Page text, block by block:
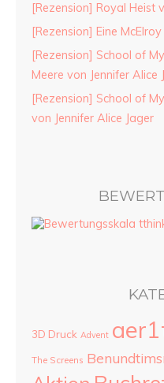
[Rezension] Royal Heist
[Rezension] Eine
[Rezension] School of
Meere von Jennifer Alice
[Rezension] School of
von Jennifer Alice Jager
3D Druck Advent
The Screens